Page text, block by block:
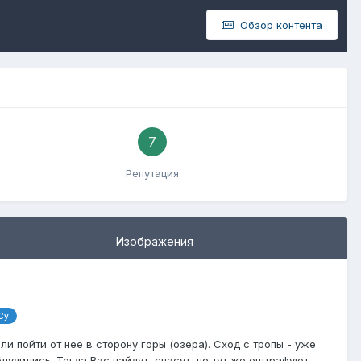
Обзор контента
7
Репутация
Изображения
пойти от нее в сторону горы (озера). Сход с тропы - уже